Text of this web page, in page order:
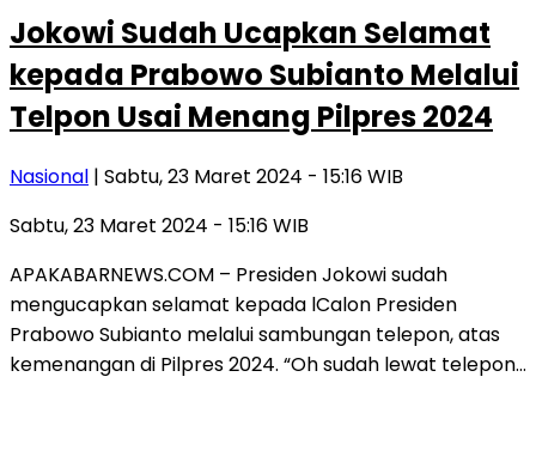
Jokowi Sudah Ucapkan Selamat
kepada Prabowo Subianto Melalui
Telpon Usai Menang Pilpres 2024
Nasional | Sabtu, 23 Maret 2024 - 15:16 WIB
Sabtu, 23 Maret 2024 - 15:16 WIB
APAKABARNEWS.COM – Presiden Jokowi sudah
mengucapkan selamat kepada lCalon Presiden
Prabowo Subianto melalui sambungan telepon, atas
kemenangan di Pilpres 2024. “Oh sudah lewat telepon…